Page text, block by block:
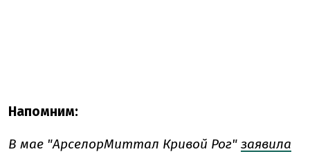
Напомним:
В мае "АрселорМиттал Кривой Рог" заявила